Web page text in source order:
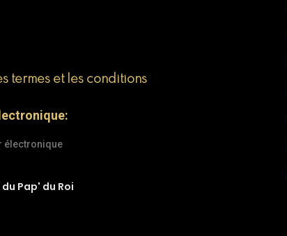
termes et les conditions